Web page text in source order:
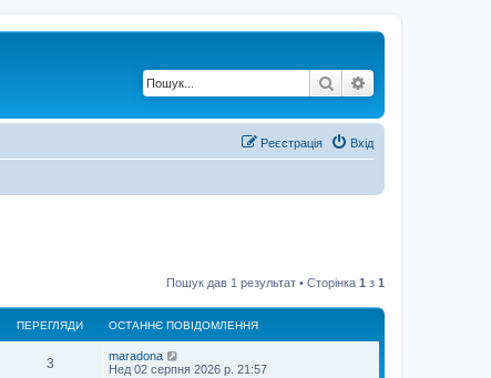
Пошук
Вхід
Реєстрація
Пошук дав 1 результат • Сторінка 1 з 1
ПЕРЕГЛЯДИ ОСТАННЄ ПОВІДОМЛЕННЯ
3
maradona
Нед 02 серпня 2026 р. 21:57